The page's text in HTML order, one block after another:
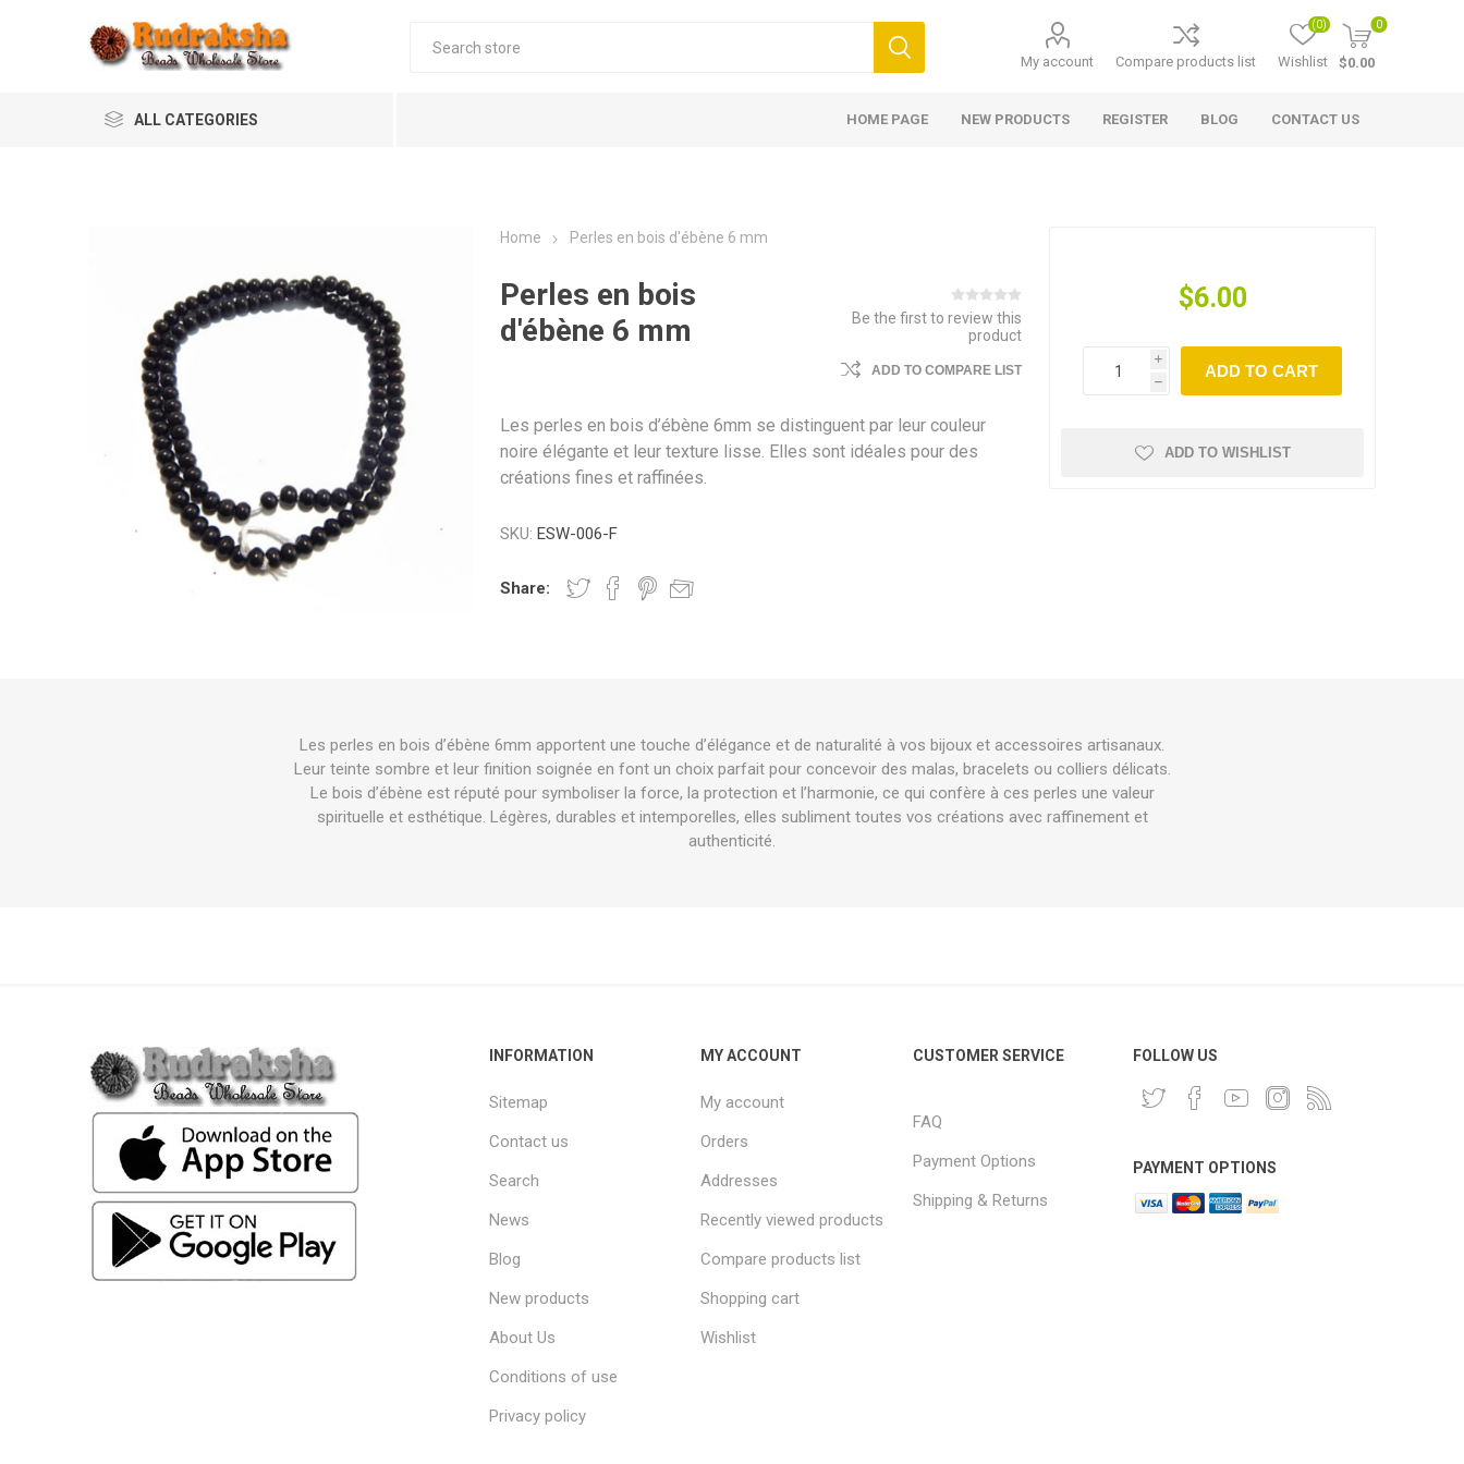
My account Compare products list Wishlist
(0) 0
$0.00
ALL CATEGORIES HOME PAGE NEW PRODUCTS REGISTER BLOG CONTACT US
Home Perles en bois d'ébène 6 mm
Perles en bois
d'ébène 6 mm
Be the first to review this
product
ADD TO COMPARE LIST
Les perles en bois d’ébène 6mm se distinguent par leur couleur
noire élégante et leur texture lisse. Elles sont idéales pour des
créations fines et raffinées.
SKU: ESW-006-F
Share:
$6.00
i
h
ADD TO CART
ADD TO WISHLIST
Les perles en bois d’ébène 6mm apportent une touche d’élégance et de naturalité à vos bijoux et accessoires artisanaux.
Leur teinte sombre et leur finition soignée en font un choix parfait pour concevoir des malas, bracelets ou colliers délicats.
Le bois d’ébène est réputé pour symboliser la force, la protection et l’harmonie, ce qui confère à ces perles une valeur
spirituelle et esthétique. Légères, durables et intemporelles, elles subliment toutes vos créations avec raffinement et
authenticité.
INFORMATION
Sitemap
Contact us
Search
News
Blog
New products
About Us
Conditions of use
Privacy policy
MY ACCOUNT
My account
Orders
Addresses
Recently viewed products
Compare products list
Shopping cart
Wishlist
CUSTOMER SERVICE
FAQ
Payment Options
Shipping & Returns
FOLLOW US
PAYMENT OPTIONS